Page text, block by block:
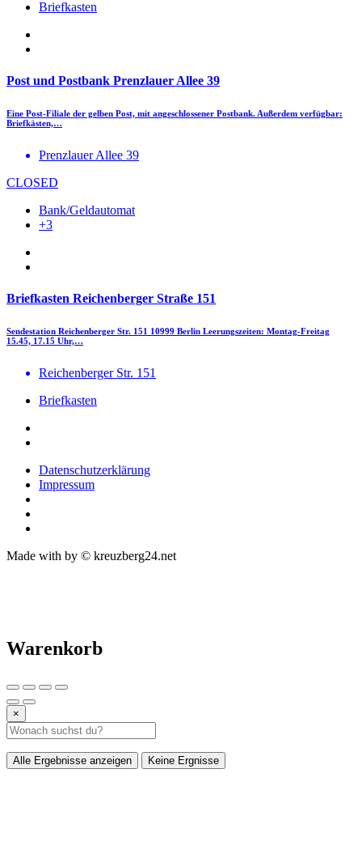
Briefkasten
Post und Postbank Prenzlauer Allee 39
Eine Post-Filiale der gelben Post, mit angeschlossener Postbank. Außerdem verfügbar:
Briefkästen,…
Prenzlauer Allee 39
CLOSED
Bank/Geldautomat
+3
Briefkasten Reichenberger Straße 151
Sendestation Reichenberger Str. 151 10999 Berlin Leerungszeiten: Montag-Freitag
15.45, 17.15 Uhr,…
Reichenberger Str. 151
Briefkasten
Datenschutzerklärung
Impressum
Made with by © kreuzberg24.net
Warenkorb
×
Alle Ergebnisse anzeigen Keine Ergnisse